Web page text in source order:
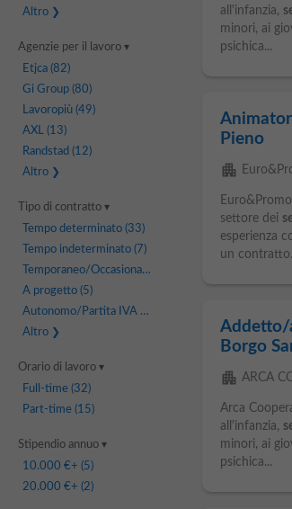
Altro
Agenzie per il lavoro
Etjca(82)
Gi Group(80)
Lavoropiù(49)
AXL(13)
Randstad (12)
Altro
Tipo di contratto
Tempo determinato(33)
Tempo indeterminato(7)
Temporaneo/Occasionale
A progetto(5)
Autonomo/Partita IVA(4)
Altro
Orario di lavoro
Full-time(32)
Part-time(15)
Stipendio annuo
10.000 €+ (5)
20.000 €+ (2)
all'infanzia,
minori, ai
psichica...
Pieno
apartment
settore dei
esperienza
un
Addetto/
Borgo
apartment ARCA
Arca
all'infanzia,
minori, ai
psichica...